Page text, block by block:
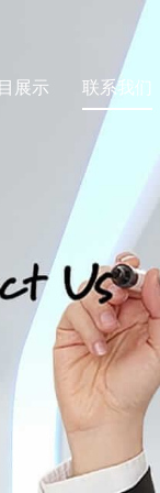
展示 联系我们